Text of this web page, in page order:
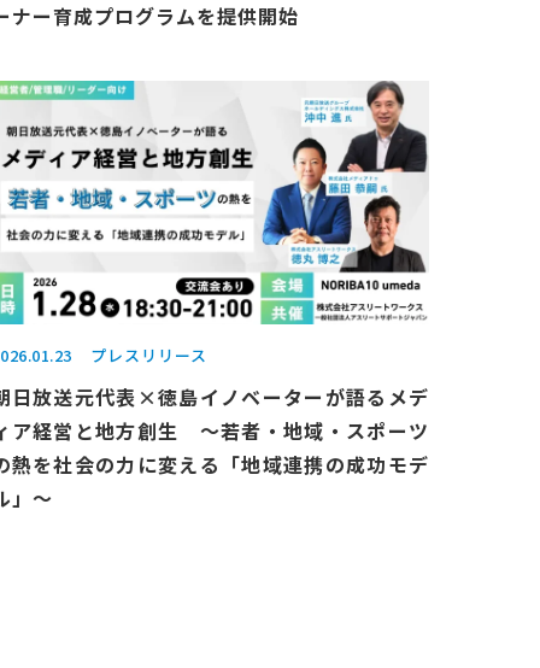
ナー育成プログラムを提供開始
プレスリリース
日放送元代表×徳島イノベーターが語るメデ
ア経営と地方創生 ～若者・地域・スポーツ
熱を社会の力に変える「地域連携の成功モデ
」～